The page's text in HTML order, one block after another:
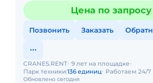
Цена по запросу
Позвонить Заказать
Обновлено сегодня
CRANES.RENT 9 лет на площадке
Парк техники:136 единиц Работаем 24/7